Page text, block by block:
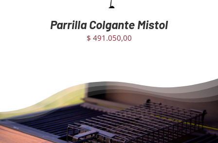
Parrilla Colgante Mistol
$ 491.050,00